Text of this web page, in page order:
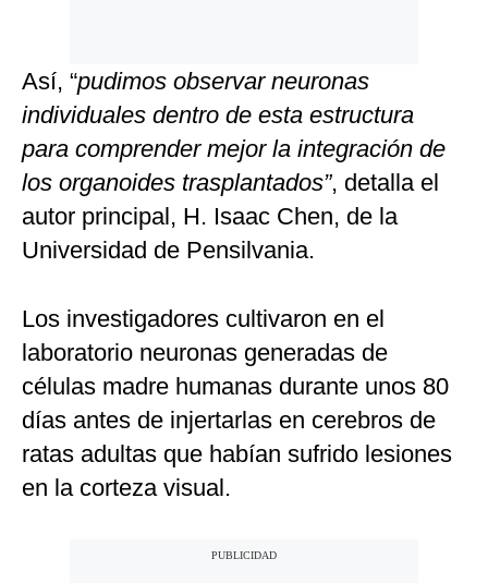
Así, “pudimos observar neuronas
individuales dentro de esta estructura
para comprender mejor la integración de
los organoides trasplantados”, detalla el
autor principal, H. Isaac Chen, de la
Universidad de Pensilvania.
Los investigadores cultivaron en el
laboratorio neuronas generadas de
células madre humanas durante unos 80
días antes de injertarlas en cerebros de
ratas adultas que habían sufrido lesiones
en la corteza visual.